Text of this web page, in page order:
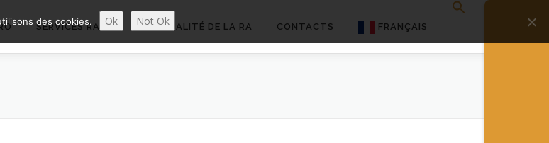
SERVICES RA’PRO ACTUALITÉ DE LA RA CONTACTS FRANÇAIS
des cookies. Ok Not Ok